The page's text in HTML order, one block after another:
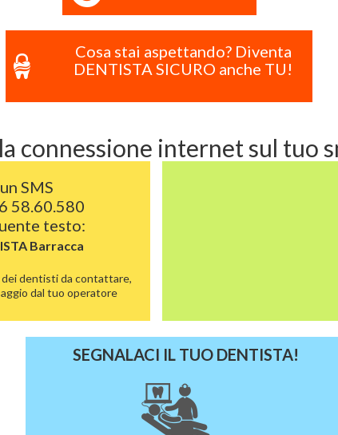
Cosa stai aspettando? Diventa
DENTISTA SICURO anche TU!
connessione internet sul tuo
SMS
58.60.580
testo:
Barracca
dentisti da contattare,
dal tuo operatore
SEGNALACI IL TUO DENTISTA!